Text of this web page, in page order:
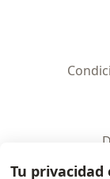
Tu